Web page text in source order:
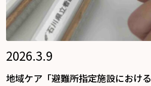
2026.3.9
地域ケア「避難所指定施設における